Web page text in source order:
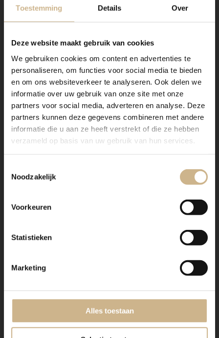
Toestemming Details Over
Deze website maakt gebruik van cookies
We gebruiken cookies om content en advertenties te
personaliseren, om functies voor social media te bieden
en om ons websiteverkeer te analyseren. Ook delen we
informatie over uw gebruik van onze site met onze
partners voor social media, adverteren en analyse. Deze
partners kunnen deze gegevens combineren met andere
informatie die u aan ze heeft verstrekt of die ze hebben
verzameld op basis van uw gebruik van hun services.
Noodzakelijk
Voorkeuren
Statistieken
Marketing
Alles toestaan
WIL JE DEZE INSPIRATIE
DELEN?
IN DEZE BLOG
GESPOT!